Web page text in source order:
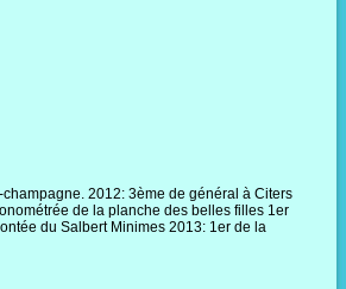
2012: 3ème de général à Citers
de la planche des belles filles 1er
du Salbert Minimes 2013: 1er de la